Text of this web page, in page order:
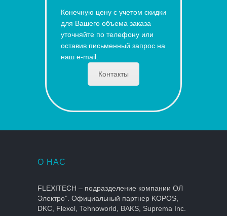
Конечную цену с учетом скидки
для Вашего объема заказа
уточняйте по телефону или
оставив письменный запрос на
наш e-mail.
Контакты
О НАС
FLEXITECH – подразделение компании ОЛ
Электро”. Официальный партнер KOPOS,
DKC, Flexel, Tehnoworld, BAKS, Suprema Inc.